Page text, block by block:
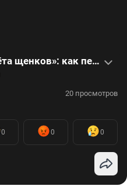
«Из приданого — два помёта щенков»: как пела и плясала первая собачья свадьба — фото и видео
20 просмотров
0 0 0